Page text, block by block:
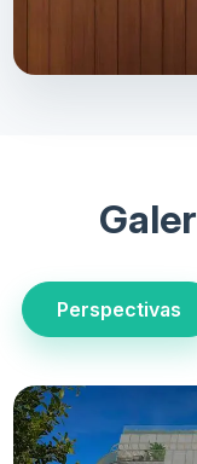
Perspectivas